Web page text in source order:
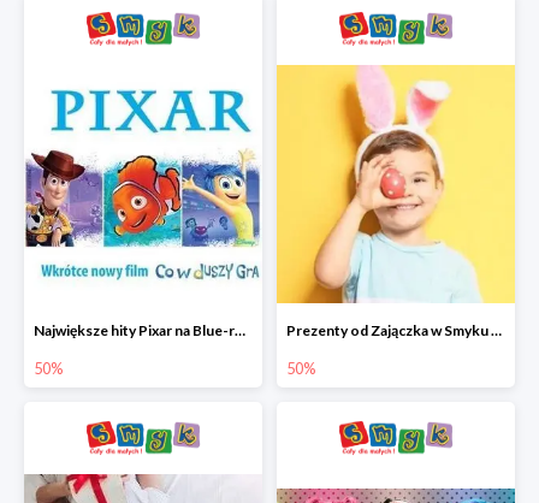
Największe hity Pixar na Blue-rey i DVD w Smyku - drugi film -50%
50%
Prezenty od Zajączka w Smyku do -50%
50%